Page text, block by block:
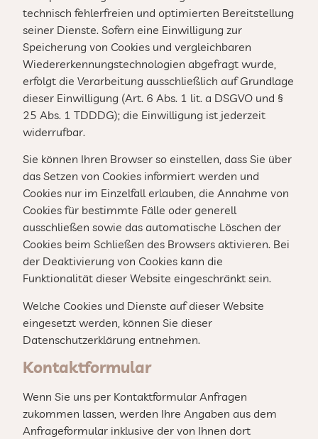
technisch fehlerfreien und optimierten Bereitstellung
seiner Dienste. Sofern eine Einwilligung zur
Speicherung von Cookies und vergleichbaren
Wiedererkennungstechnologien abgefragt wurde,
erfolgt die Verarbeitung ausschließlich auf Grundlage
dieser Einwilligung (Art. 6 Abs. 1 lit. a DSGVO und §
25 Abs. 1 TDDDG); die Einwilligung ist jederzeit
widerrufbar.
Sie können Ihren Browser so einstellen, dass Sie über
das Setzen von Cookies informiert werden und
Cookies nur im Einzelfall erlauben, die Annahme von
Cookies für bestimmte Fälle oder generell
ausschließen sowie das automatische Löschen der
Cookies beim Schließen des Browsers aktivieren. Bei
der Deaktivierung von Cookies kann die
Funktionalität dieser Website eingeschränkt sein.
Welche Cookies und Dienste auf dieser Website
eingesetzt werden, können Sie dieser
Datenschutzerklärung entnehmen.
Kontaktformular
Wenn Sie uns per Kontaktformular Anfragen
zukommen lassen, werden Ihre Angaben aus dem
Anfrageformular inklusive der von Ihnen dort